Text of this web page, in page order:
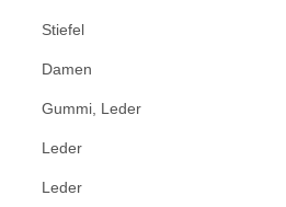
Stiefel
Damen
Gummi, Leder
Leder
Leder